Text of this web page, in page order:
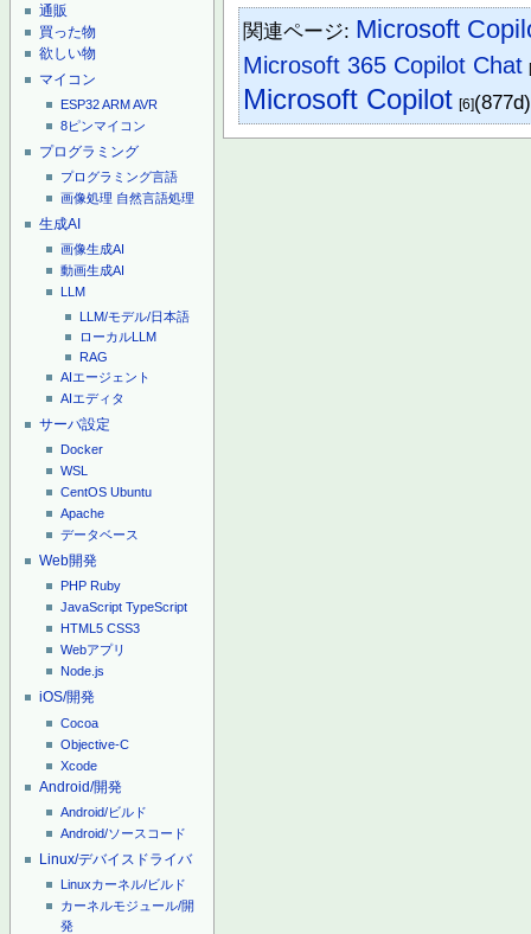
通販
買った物
欲しい物
マイコン
ESP32ARMAVR
8ピンマイコン
プログラミング
プログラミング言語
画像処理 自然言語処理
生成AI
画像生成AI
動画生成AI
LLM
LLM/モデル/日本語
ローカルLLM
RAG
AIエージェント
AIエディタ
サーバ設定
Docker
WSL
CentOS Ubuntu
Apache
データベース
Web開発
PHP Ruby
JavaScript TypeScript
HTML5 CSS3
Webアプリ
Node.js
iOS/開発
Cocoa
Objective-C
Xcode
Android/開発
Android/ビルド
Android/ソースコード
Linux/デバイスドライバ
Linuxカーネル/ビルド
カーネルモジュール/開
発
関連ページ: Microsoft
Microsoft 365 Copilot Chat
Microsoft Copilot [6](877d)